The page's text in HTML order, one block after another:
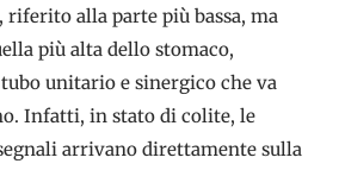
alla parte più bassa, ma
più alta dello stomaco,
unitario e sinergico che va
Infatti, in stato di colite, le
arrivano direttamente sulla